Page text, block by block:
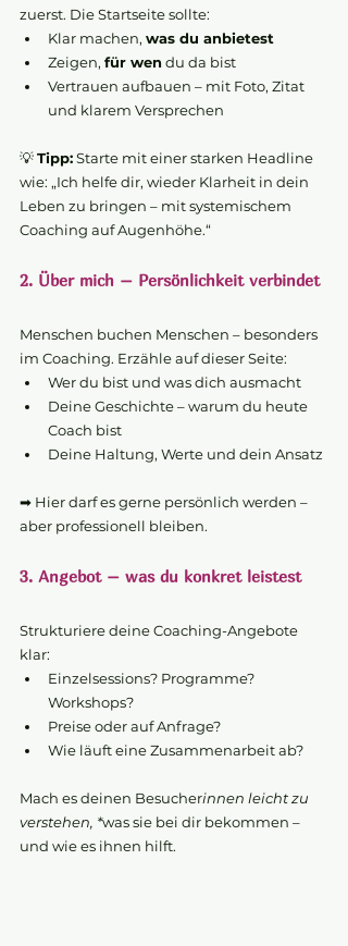
zuerst. Die Startseite sollte:
Klar machen, was du anbietest
Zeigen, für wen du da bist
Vertrauen aufbauen – mit Foto, Zitat
und klarem Versprechen
💡 Tipp: Starte mit einer starken Headline
wie: „Ich helfe dir, wieder Klarheit in dein
Leben zu bringen – mit systemischem
Coaching auf Augenhöhe.“
2. Über mich – Persönlichkeit verbindet
Menschen buchen Menschen – besonders
im Coaching. Erzähle auf dieser Seite:
Wer du bist und was dich ausmacht
Deine Geschichte – warum du heute
Coach bist
Deine Haltung, Werte und dein Ansatz
➡ Hier darf es gerne persönlich werden –
aber professionell bleiben.
3. Angebot – was du konkret leistest
Strukturiere deine Coaching-Angebote
klar:
Einzelsessions? Programme?
Workshops?
Preise oder auf Anfrage?
Wie läuft eine Zusammenarbeit ab?
Mach es deinen Besucherinnen leicht zu
verstehen, *was sie bei dir bekommen –
und wie es ihnen hilft.